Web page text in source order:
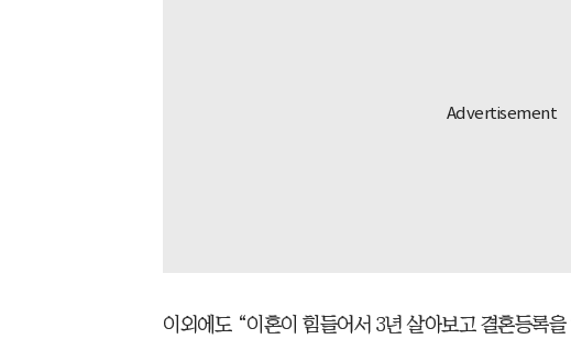
이외에도 “이혼이 힘들어서 3년 살아보고 결혼등록